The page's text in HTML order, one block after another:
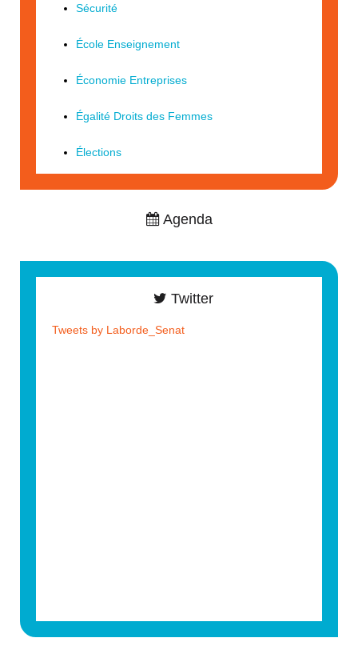
Sécurité
École Enseignement
Économie Entreprises
Égalité Droits des Femmes
Élections
Agenda
Twitter
Tweets by Laborde_Senat